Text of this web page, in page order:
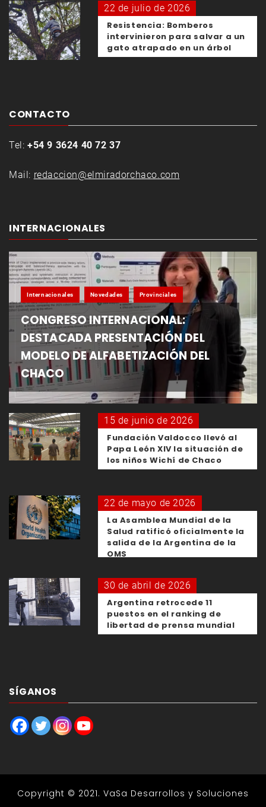
22 de julio de 2026
Resistencia: Bomberos
intervinieron para salvar a un
gato atrapado en un árbol
CONTACTO
Tel: +54 9 3624 40 72 37
Mail: redaccion@elmiradorchaco.com
INTERNACIONALES
Internacionales Novedades Provinciales
CONGRESO INTERNACIONAL:
DESTACADA PRESENTACIÓN DEL
MODELO DE ALFABETIZACIÓN DEL
CHACO
15 de junio de 2026
Fundación Valdocco llevó al
Papa León XIV la situación de
los niños Wichí de Chaco
22 de mayo de 2026
La Asamblea Mundial de la
Salud ratificó oficialmente la
salida de la Argentina de la
OMS
30 de abril de 2026
Argentina retrocede 11
puestos en el ranking de
libertad de prensa mundial
SÍGANOS
Copyright © 2021. VaSa Desarrollos y Soluciones